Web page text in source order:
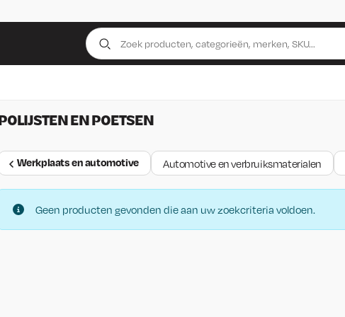
EN POETSEN
Werkplaats en automotive Automotive en verbruiksmaterialen
Geen producten gevonden die aan uw zoekcriteria voldoen.